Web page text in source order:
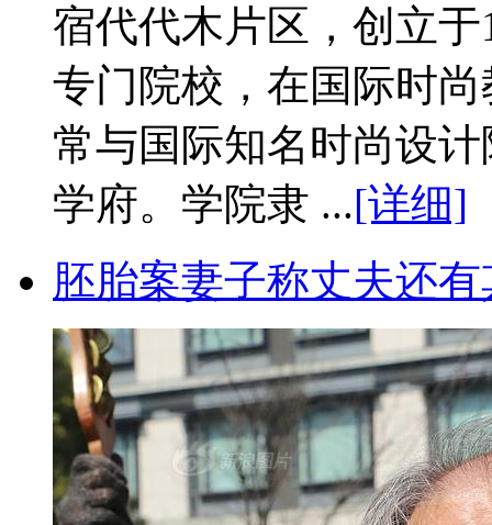
宿代代木片区，创立
专门院校，在国际时
常与国际知名时尚设
学府。学院隶 ...[详细]
胚胎案妻子称丈夫还